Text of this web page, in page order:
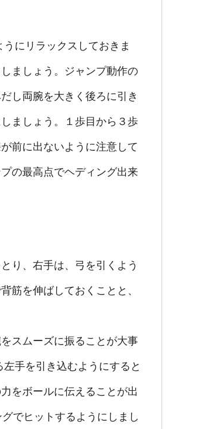
にリラックスしておきま
ましょう。ジャンプ動作の
し両腕を大きく後ろに引き
ましょう。１歩目から３歩
前に出ないように注意して
の最高点でヘディング出来
り、右手は、弓を引くよう
筋を伸ばしておくことと、
スムーズに振ることが大事
手を引き込むようにすると
をボールに伝えることが出
でヒットするようにしまし